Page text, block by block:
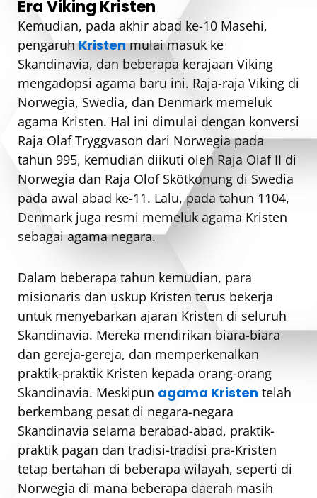
Era Viking Kristen
Kemudian, pada akhir abad ke-10 Masehi,
pengaruhKristenmulai masuk ke
Skandinavia, dan beberapa kerajaan Viking
mengadopsi agama baru ini. Raja-raja Viking di
Norwegia, Swedia, dan Denmark memeluk
agama Kristen. Hal ini dimulai dengan konversi
Raja Olaf Tryggvason dari Norwegia pada
tahun 995, kemudian diikuti oleh Raja Olaf II di
Norwegia dan Raja Olof Skötkonung di Swedia
pada awal abad ke-11. Lalu, pada tahun 1104,
Denmark juga resmi memeluk agama Kristen
sebagai agama negara.
Dalam beberapa tahun kemudian, para
misionaris dan uskup Kristen terus bekerja
untuk menyebarkan ajaran Kristen di seluruh
Skandinavia. Mereka mendirikan biara-biara
dan gereja-gereja, dan memperkenalkan
praktik-praktik Kristen kepada orang-orang
Skandinavia. Meskipun agama Kristen telah
berkembang pesat di negara-negara
Skandinavia selama berabad-abad, praktik-
praktik pagan dan tradisi-tradisi pra-Kristen
tetap bertahan di beberapa wilayah, seperti di
Norwegia di mana beberapa daerah masih